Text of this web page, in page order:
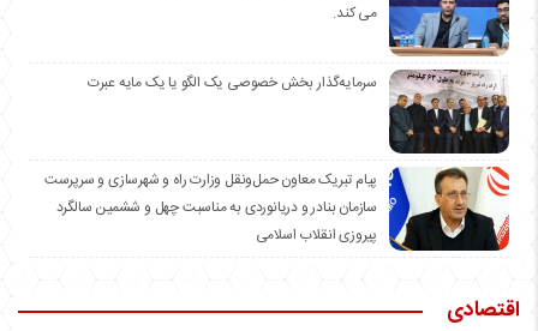
می کند.
سرمایه‌گذار بخش خصوصی یک الگو یا یک مایه عبرت
️پیام تبریک معاون حمل‌ونقل وزارت راه و شهرسازی و سرپرست
سازمان بنادر و دریانوردی به مناسبت چهل و ششمین سالگرد
پیروزی انقلاب اسلامی
اقتصادی